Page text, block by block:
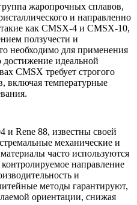
жаропрочных сплавов,
и направленно
как CMSX-4 и CMSX-10,
ползучести и
необходимо для применения
идеальной
CMSX требует строгого
включая температурные
и Rene 88, известны своей
механические и
часто используются
направление
и
методы гарантируют,
ориентации, снижая